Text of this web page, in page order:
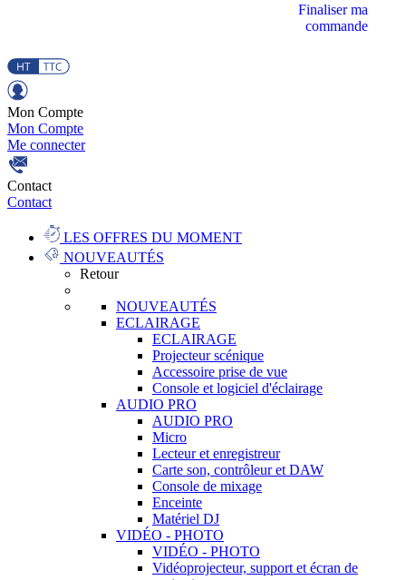
Finaliser ma
commande
Mon Compte
Mon Compte
Me connecter
Contact
Contact
LES OFFRES DU MOMENT
NOUVEAUTÉS
Retour
NOUVEAUTÉS
ECLAIRAGE
ECLAIRAGE
Projecteur scénique
Accessoire prise de vue
Console et logiciel d'éclairage
AUDIO PRO
AUDIO PRO
Micro
Lecteur et enregistreur
Carte son, contrôleur et DAW
Console de mixage
Enceinte
Matériel DJ
VIDÉO - PHOTO
VIDÉO - PHOTO
Vidéoprojecteur, support et écran de